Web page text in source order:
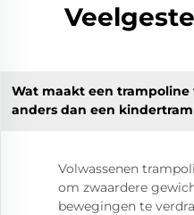
Wat maakt een trampoline
anders dan een
Volwassenen
om zwaardere
bewegingen te